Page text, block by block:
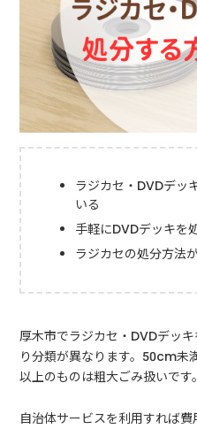
ラジカセ・DVDデッ
いる
手軽にDVDデッキを
ラジカセの処分方法
厚木市でラジカセ・DVDデッ
り分類が異なります。50cm
以上のものは粗大ごみ扱いです。
自治体サービスを利用すれば